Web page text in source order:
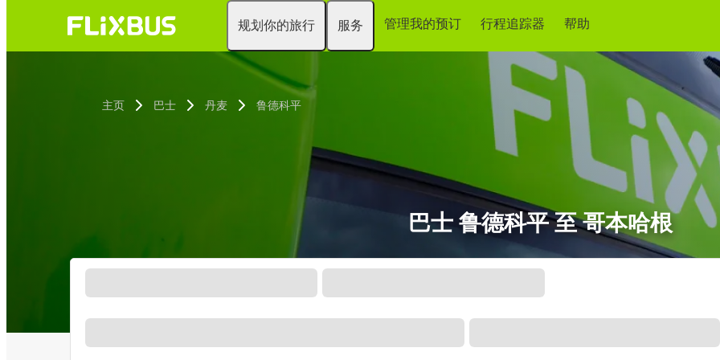
规划你的旅行 服务 管理我的预订 行程追踪器 帮助
主页 巴士 丹麦 鲁德科平
巴士 鲁德科平 至 哥本哈根